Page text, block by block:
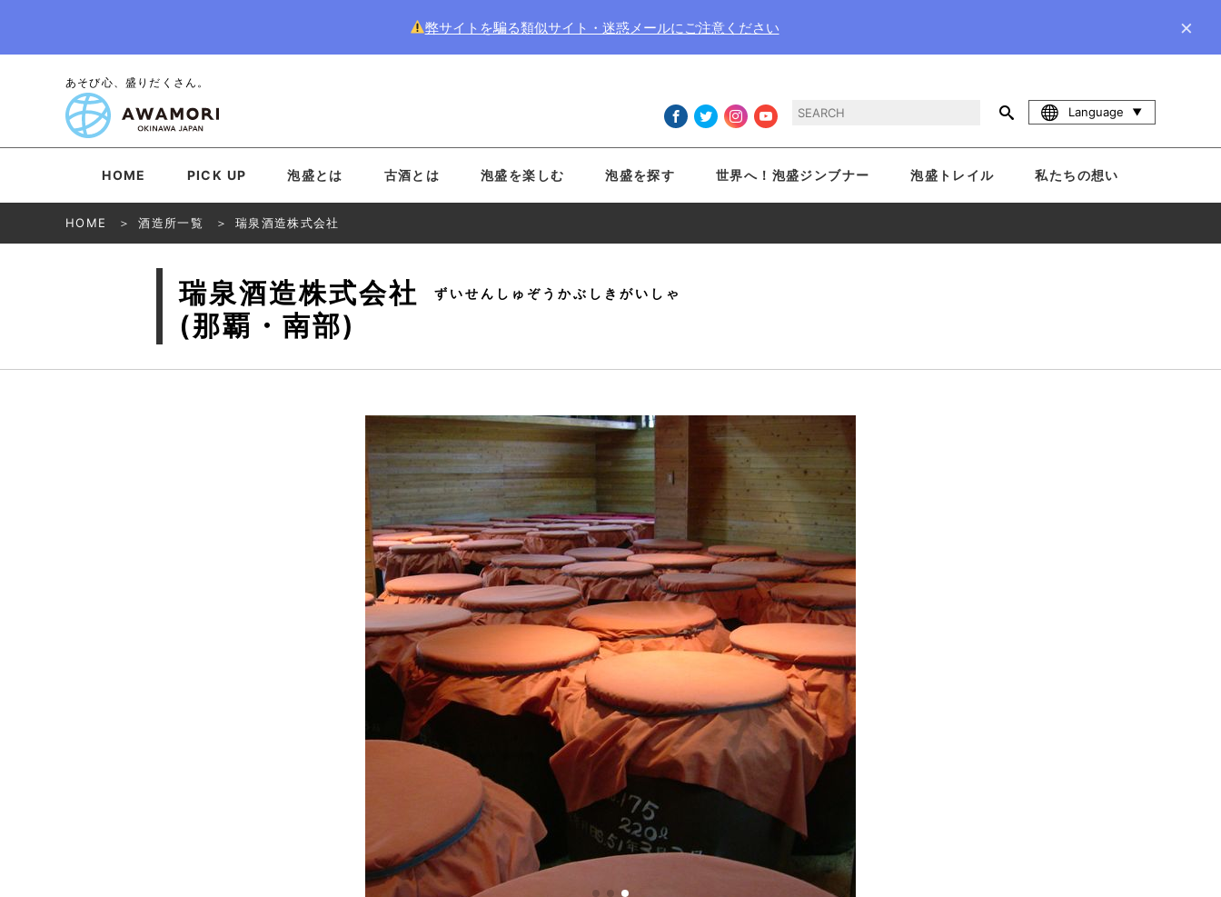
弊サイトを騙る類似サイト・迷惑メールにご注意ください ×
あそび心、盛りだくさん。
Language
HOME PICK UP 泡盛とは 古酒とは 泡盛を楽しむ 泡盛を探す 世界へ！泡盛ジンブナー 泡盛トレイル 私たちの想い
HOME 酒造所一覧 瑞泉酒造株式会社
瑞泉酒造株式会社 ずいせんしゅぞうかぶしきがいしゃ
(那覇・南部)